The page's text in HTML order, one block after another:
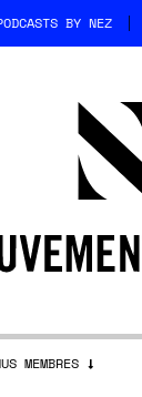
BY NEZ
MEMBRES